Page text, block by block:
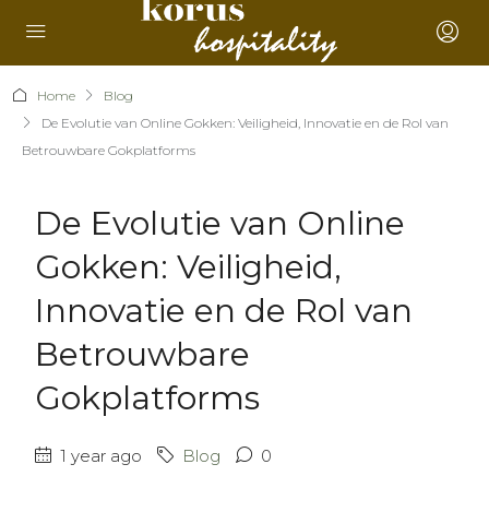
Home
Blog
De Evolutie van Online Gokken: Veiligheid, Innovatie en de Rol van
Betrouwbare Gokplatforms
De Evolutie van Online
Gokken: Veiligheid,
Innovatie en de Rol van
Betrouwbare
Gokplatforms
1 year ago Blog 0